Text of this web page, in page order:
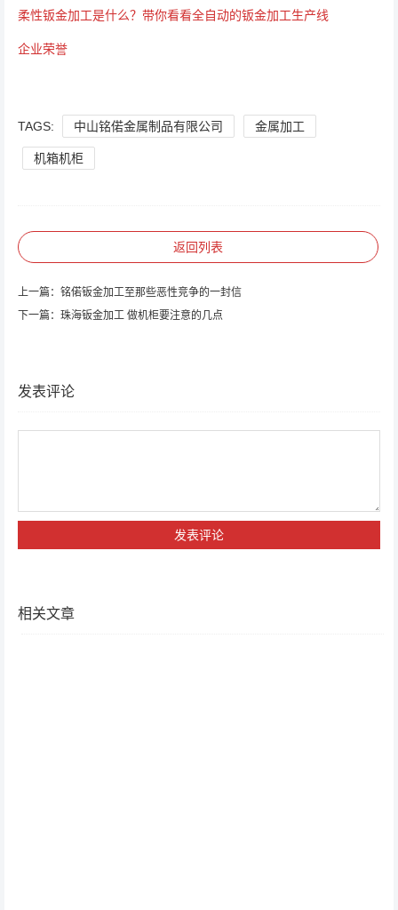
柔性钣金加工是什么？带你看看全自动的钣金加工生产线
企业荣誉
TAGS: 中山铭偌金属制品有限公司 金属加工
机箱机柜
返回列表
上一篇： 铭偌钣金加工至那些恶性竞争的一封信
下一篇： 珠海钣金加工 做机柜要注意的几点
发表评论
相关文章